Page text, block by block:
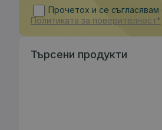
Прочетох и се съгласявам
Политиката за поверителност*
Търсени продукти